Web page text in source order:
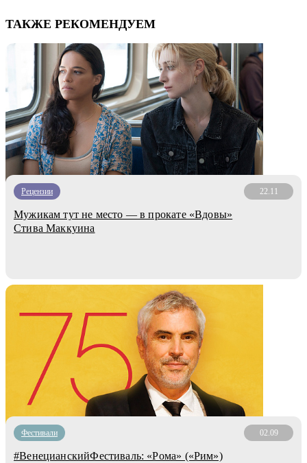
ТАКЖЕ РЕКОМЕНДУЕМ
Рецензии 22.11
Мужикам тут не место — в прокате «Вдовы»
Стива Маккуина
Фестивали 02.09
#ВенецианскийФестиваль: «Рома» («Рим»)